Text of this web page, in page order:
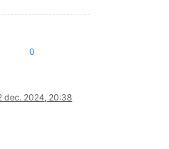
0
dec. 2024, 20:38